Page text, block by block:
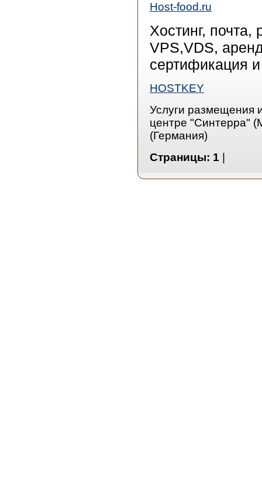
Host-food.ru
Хостинг,
VPS,VDS,
сертификация
HOSTKEY
Услуги размещения
центре "Синтерра"
(Германия)
Страницы: 1